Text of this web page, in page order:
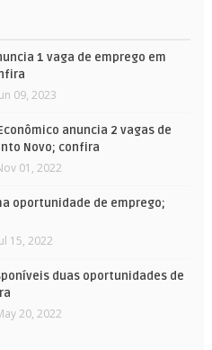
1 vaga de emprego em
09, 2023
anuncia 2 vagas de
Novo; confira
01, 2022
oportunidade de emprego;
15, 2022
duas oportunidades de
20, 2022